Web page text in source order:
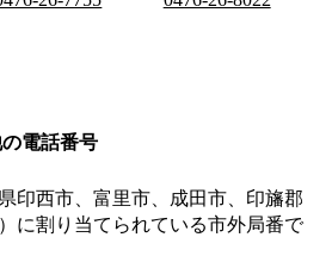
電話番号
印西市、富里市、成田市、印旛郡
に割り当てられている市外局番で